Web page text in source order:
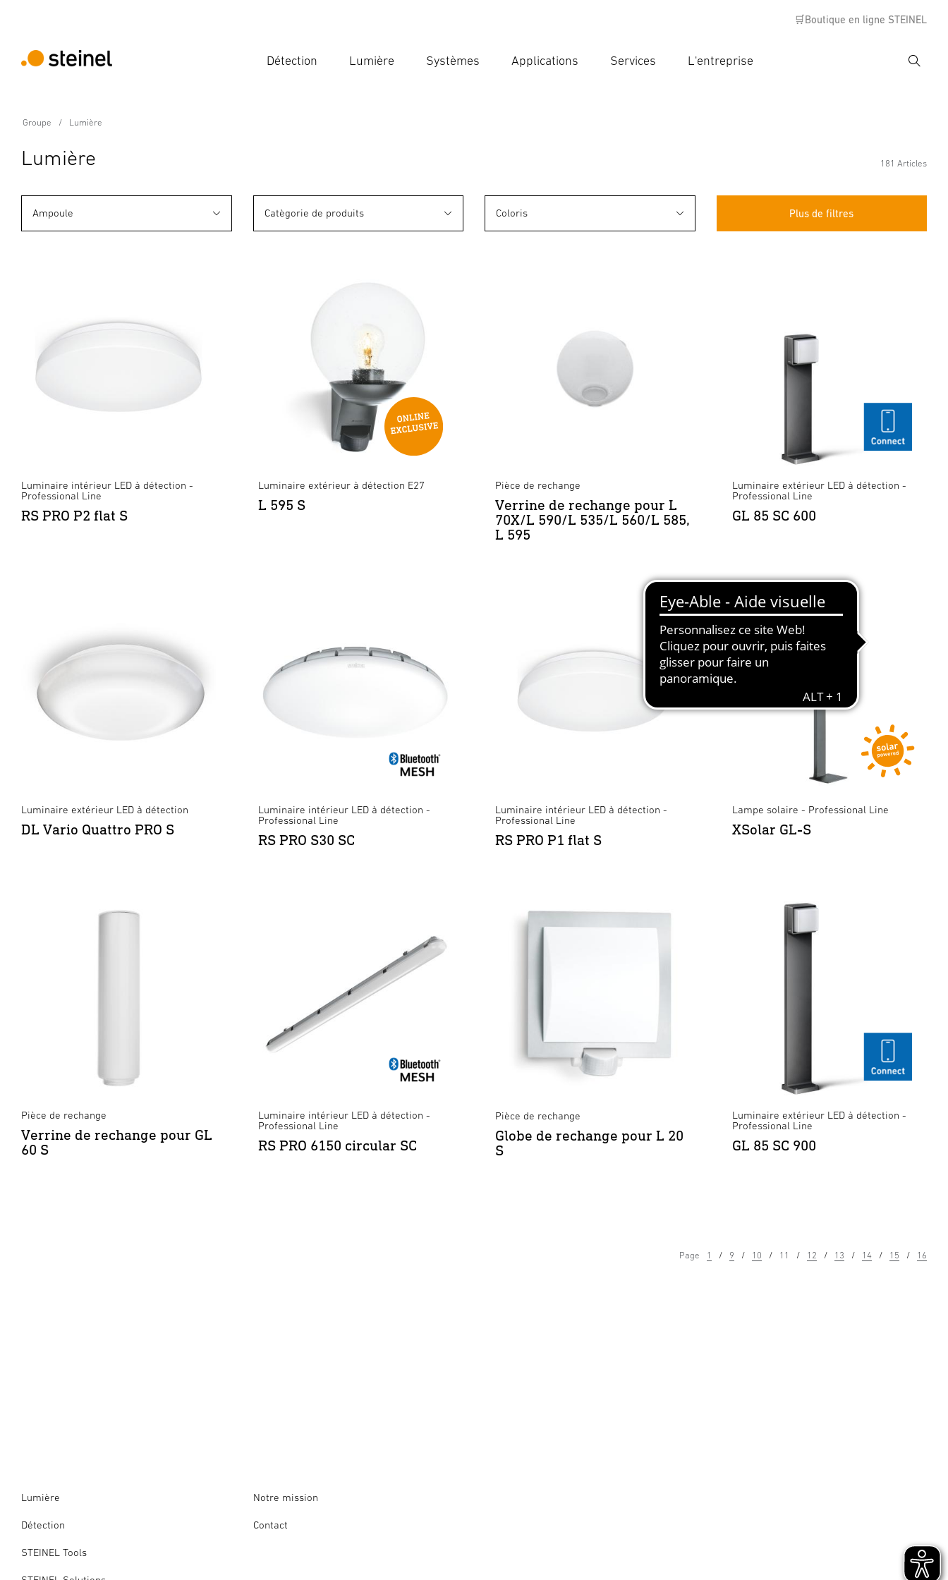
🛒Boutique en ligne STEINEL
Détection Lumière Systèmes Applications Services L'entreprise
Groupe Lumière
Lumière 181 Articles
Plus de filtres
Ampoule Catègorie de produits Coloris
Luminaire intérieur LED à détection -
Professional Line
RS PRO P2 flat S
Luminaire extérieur à détection E27
L 595 S
Pièce de rechange
Verrine de rechange pour L
70X/L 590/L 535/L 560/L 585,
L 595
Luminaire extérieur LED à détection -
Professional Line
GL 85 SC 600
Luminaire extérieur LED à détection
DL Vario Quattro PRO S
Luminaire intérieur LED à détection -
Professional Line
RS PRO S30 SC
Luminaire intérieur LED à détection -
Professional Line
RS PRO P1 flat S
Lampe solaire - Professional Line
XSolar GL-S
Pièce de rechange
Verrine de rechange pour GL
60 S
Luminaire intérieur LED à détection -
Professional Line
RS PRO 6150 circular SC
Pièce de rechange
Globe de rechange pour L 20
S
Luminaire extérieur LED à détection -
Professional Line
GL 85 SC 900
Page 1 9 10 11 12 13 14 15 16
Lumière
Détection
STEINEL Tools
Notre mission
Contact